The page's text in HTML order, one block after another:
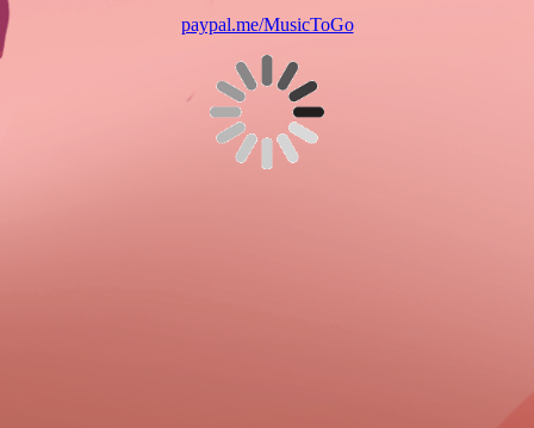
paypal.me/MusicToGo